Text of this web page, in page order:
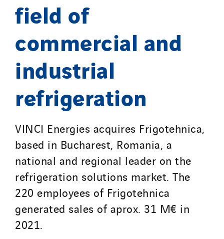
field of
commercial and
industrial
refrigeration
VINCI Energies acquires Frigotehnica,
based in Bucharest, Romania, a
national and regional leader on the
refrigeration solutions market. The
220 employees of Frigotehnica
generated sales of aprox. 31 M€ in
2021.
Saga Tertiaire
Santerne Alsace
Santerne Angouleme
Santerne Aquitaine
Santerne Champagne Ardenne
Santerne Fluides
Santerne IDF
Santerne Marseille
Santerne Tertiaire et Santé
Sarrasola
Schoro Electricité
Schuh Bodentechnik
SCIE Puy de Dome
SDEL Atlantis